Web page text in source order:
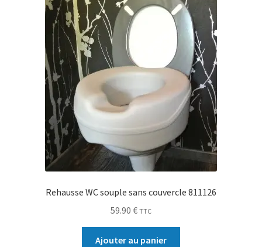
Rehausse WC souple sans couvercle 811126
59.90 € TTC
Ajouter au panier